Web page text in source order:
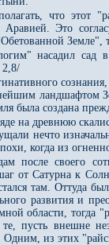
что этот
Это
Земле",
насадил сад
2,8/
ландшафтом
была создана
на древнюю
нечто
когда из
после своего
от Сатурна к
там. Оттуда
развития и
области, тогда
те, пусть внешне
из этих